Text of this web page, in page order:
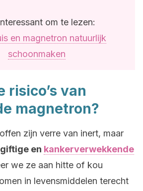
om te lezen:
en magnetron natuurlijk
schoonmaken
risico’s van
magnetron?
zijn verre van inert, maar
en kankerverwekkende
we ze aan hitte of kou
in levensmiddelen terecht